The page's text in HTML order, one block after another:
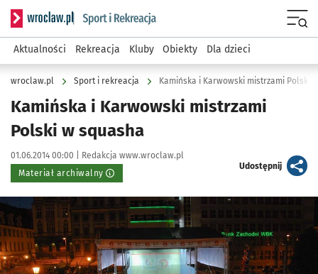
Serwis informacyjny wroclaw.pl podserwis: Sport i rekreacja
Aktualności Rekreacja Kluby Obiekty Dla dzieci
wroclaw.pl Sport i rekreacja Kamińska i Karwowski mistrzami Polski
Kamińska i Karwowski mistrzami
Polski w squasha
Data publikacji:
01.06.2014 00:00 | Autor:
Redakcja www.wroclaw.pl
Materiał archiwalny
Udostępnijartykuł
Kliknij, aby powiększyć